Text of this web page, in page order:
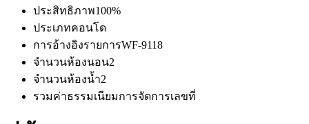
ประสิทธิภาพ100%
ประเภทคอนโด
การอ้างอิงรายการWF-9118
จำนวนห้องนอน2
จำนวนห้องน้ำ2
รวมค่าธรรมเนียมการจัดการเลขที่